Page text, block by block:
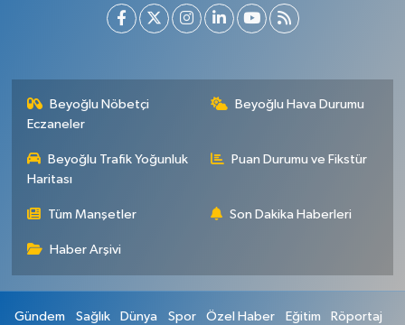
Beyoğlu Nöbetçi
Eczaneler
Beyoğlu Hava Durumu
Beyoğlu Trafik Yoğunluk
Haritası
Puan Durumu ve Fikstür
Tüm Manşetler Son Dakika Haberleri
Haber Arşivi
Gündem Sağlık Dünya Spor Özel Haber Eğitim Röportaj